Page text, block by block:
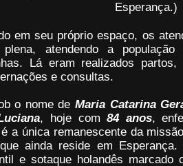
Esperança.)
em seu próprio espaço, os
atendendo a
Lá eram realizados
e consultas.
o nome deMaria Catarina
, hoje com84 anos,
a única remanescente da
ainda reside em
e sotaque holandês marcado